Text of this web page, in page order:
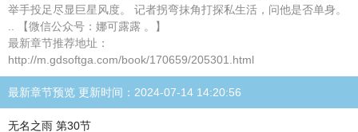
举手投足尽显巨星风度。 记者拐弯抹角打探私生活，问他是否单身。
.. 【微信公众号：娜可露露 。】
最新章节推荐地址：
http://m.gdsoftga.com/book/170659/205301.html
最新章节预览 更新时间：2024-07-14 14:20:56
无名之雨 第30节